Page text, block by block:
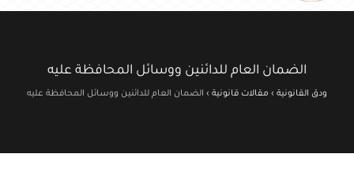
الضمان العام للدائنين ووسائل المحافظة عليه
ودق القانونية › مقالات قانونية › الضمان العام للدائنين ووسائل المحافظة عليه